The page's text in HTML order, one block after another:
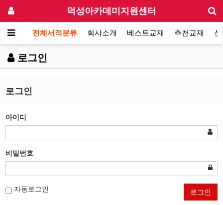
덕성아카데미지원센터
전체서적분류 회사소개 베스트교재 추천교재
로그인
로그인
아이디
비밀번호
자동로그인 로그인